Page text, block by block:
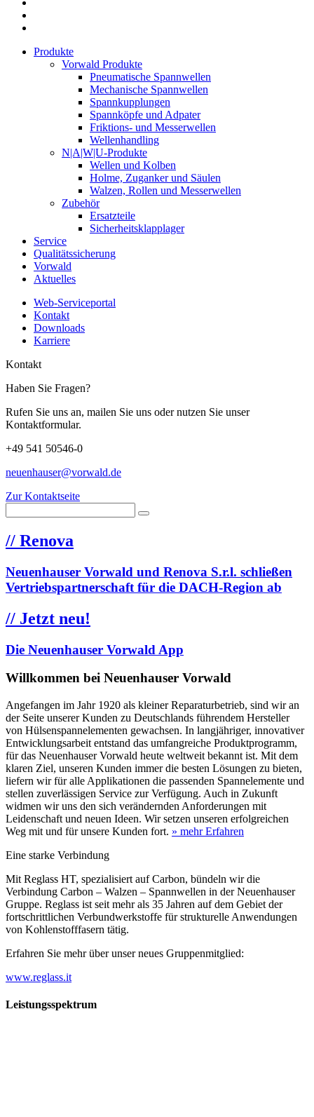
Produkte
Vorwald Produkte
Pneumatische Spannwellen
Mechanische Spannwellen
Spannkupplungen
Spannköpfe und Adpater
Friktions- und Messerwellen
Wellenhandling
N|A|W|U-Produkte
Wellen und Kolben
Holme, Zuganker und Säulen
Walzen, Rollen und Messerwellen
Zubehör
Ersatzteile
Sicherheitsklapplager
Service
Qualitätssicherung
Vorwald
Aktuelles
Web-Serviceportal
Kontakt
Downloads
Karriere
Kontakt
Haben Sie Fragen?
Rufen Sie uns an, mailen Sie uns oder nutzen Sie unser
Kontaktformular.
+49 541 50546-0
neuenhauser@vorwald.de
Zur Kontaktseite
// Renova
Neuenhauser Vorwald und Renova S.r.l. schließen
Vertriebspartnerschaft für die DACH-Region ab
// Jetzt neu!
Die Neuenhauser Vorwald App
Willkommen bei Neuenhauser Vorwald
Angefangen im Jahr 1920 als kleiner Reparaturbetrieb, sind wir an
der Seite unserer Kunden zu Deutschlands führendem Hersteller
von Hülsenspannelementen gewachsen. In langjähriger, innovativer
Entwicklungsarbeit entstand das umfangreiche Produktprogramm,
für das Neuenhauser Vorwald heute weltweit bekannt ist. Mit dem
klaren Ziel, unseren Kunden immer die besten Lösungen zu bieten,
liefern wir für alle Applikationen die passenden Spannelemente und
stellen zuverlässigen Service zur Verfügung. Auch in Zukunft
widmen wir uns den sich verändernden Anforderungen mit
Leidenschaft und neuen Ideen. Wir setzen unseren erfolgreichen
Weg mit und für unsere Kunden fort. » mehr Erfahren
Eine starke Verbindung
Mit Reglass HT, spezialisiert auf Carbon, bündeln wir die
Verbindung Carbon – Walzen – Spannwellen in der Neuenhauser
Gruppe. Reglass ist seit mehr als 35 Jahren auf dem Gebiet der
fortschrittlichen Verbundwerkstoffe für strukturelle Anwendungen
von Kohlenstofffasern tätig.
Erfahren Sie mehr über unser neues Gruppenmitglied:
www.reglass.it
Leistungsspektrum